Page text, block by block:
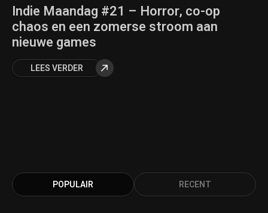
Indie Maandag #21 – Horror, co-op
chaos en een zomerse stroom aan
nieuwe games
LEES VERDER
POPULAIR RECENT